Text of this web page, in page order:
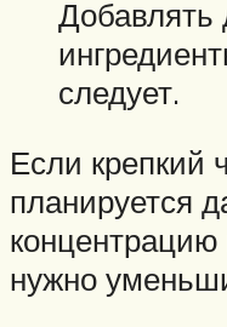
Добавлять
следует.
Если крепкий
планируется
концентрацию
нужно